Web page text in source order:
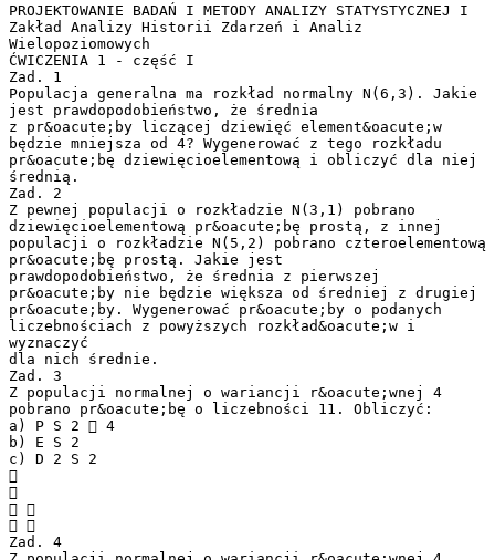
PROJEKTOWANIE BADAŃ I METODY ANALIZY STATYSTYCZNEJ I
Zakład Analizy Historii Zdarzeń i Analiz
Wielopoziomowych
ĆWICZENIA 1 - część I
Zad. 1
Populacja generalna ma rozkład normalny N(6,3). Jakie
jest prawdopodobieństwo, że średnia
z pr&oacute;by liczącej dziewięć element&oacute;w
będzie mniejsza od 4? Wygenerować z tego rozkładu
pr&oacute;bę dziewięcioelementową i obliczyć dla niej
średnią.
Zad. 2
Z pewnej populacji o rozkładzie N(3,1) pobrano
dziewięcioelementową pr&oacute;bę prostą, z innej
populacji o rozkładzie N(5,2) pobrano czteroelementową
pr&oacute;bę prostą. Jakie jest
prawdopodobieństwo, że średnia z pierwszej
pr&oacute;by nie będzie większa od średniej z drugiej
pr&oacute;by. Wygenerować pr&oacute;by o podanych
liczebnościach z powyższych rozkład&oacute;w i
wyznaczyć
dla nich średnie.
Zad. 3
Z populacji normalnej o wariancji r&oacute;wnej 4
pobrano pr&oacute;bę o liczebności 11. Obliczyć:
a) P S 2  4
b) E S 2
c) D 2 S 2


 
 
Zad. 4